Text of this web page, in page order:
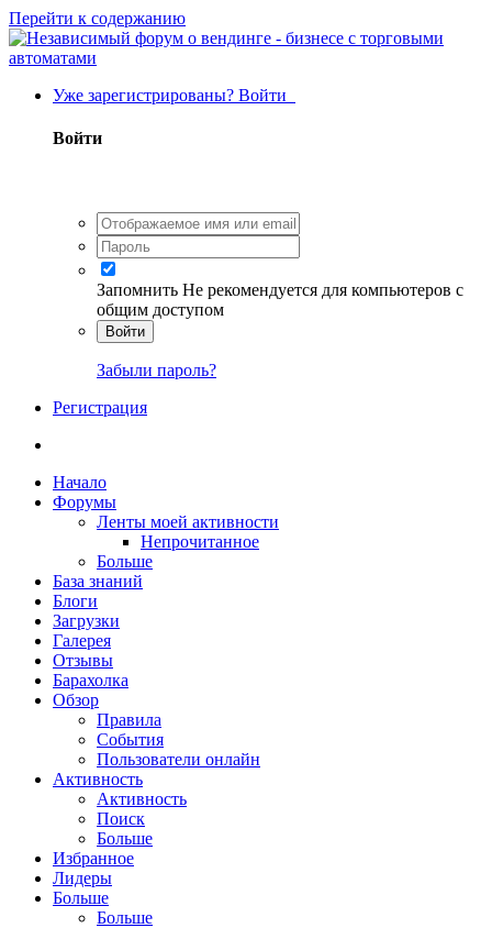
Перейти к содержанию
Уже зарегистрированы? Войти
Войти
Запомнить Не рекомендуется для компьютеров с
общим доступом
Войти
Забыли пароль?
Регистрация
Начало
Форумы
Ленты моей активности
Непрочитанное
Больше
База знаний
Блоги
Загрузки
Галерея
Отзывы
Барахолка
Обзор
Правила
События
Пользователи онлайн
Активность
Активность
Поиск
Больше
Избранное
Лидеры
Больше
Больше